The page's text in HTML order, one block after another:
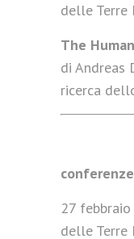
delle Terre
The
di Andreas
ricerca
conferenze
27
delle Terre